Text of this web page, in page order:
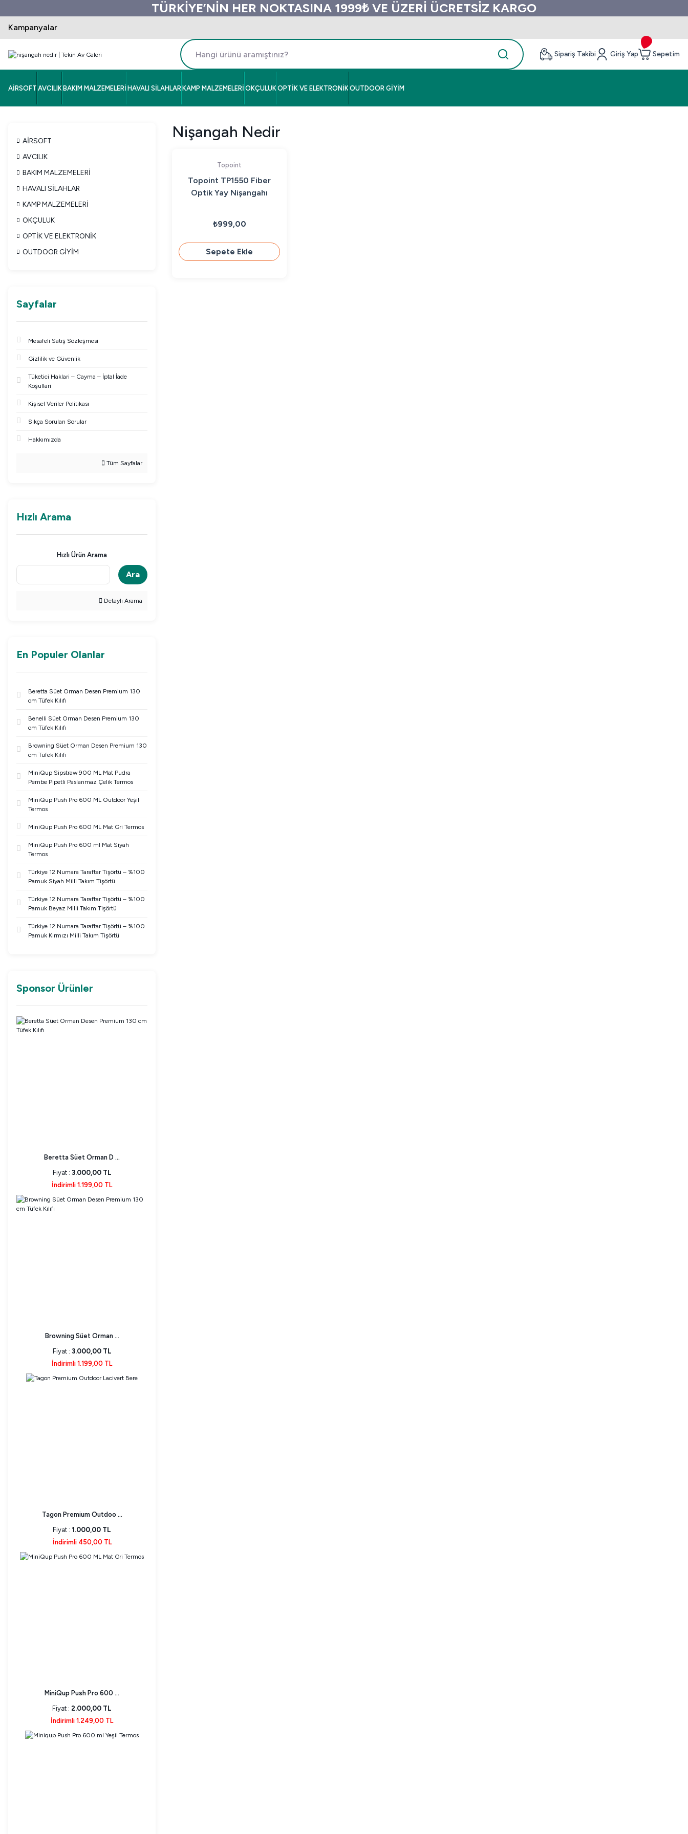
TÜRKİYE’NİN HER NOKTASINA 1999₺ VE ÜZERİ ÜCRETSİZ KARGO
Kampanyalar
Sipariş Takibi Giriş Yap Sepetim
AİRSOFT AVCILIK BAKIM MALZEMELERİ HAVALI SİLAHLAR KAMP MALZEMELERİ OKÇULUK OPTİK VE ELEKTRONİK OUTDOOR GİYİM
AİRSOFT
AVCILIK
BAKIM MALZEMELERİ
HAVALI SİLAHLAR
KAMP MALZEMELERİ
OKÇULUK
OPTİK VE ELEKTRONİK
OUTDOOR GİYİM
Sayfalar
Mesafeli Satış Sözleşmesi
Gizlilik ve Güvenlik
Tüketici Haklari – Cayma – İptal İade
Koşullari
Kişisel Veriler Politikası
Sıkça Sorulan Sorular
Hakkımızda
Tüm Sayfalar
Hızlı Arama
Hızlı Ürün Arama
Ara
Detaylı Arama
En Populer Olanlar
Beretta Süet Orman Desen Premium 130
cm Tüfek Kılıfı
Benelli Süet Orman Desen Premium 130
cm Tüfek Kılıfı
Browning Süet Orman Desen Premium 130
cm Tüfek Kılıfı
MiniQup Sipstraw 900 ML Mat Pudra
Pembe Pipetli Paslanmaz Çelik Termos
MiniQup Push Pro 600 ML Outdoor Yeşil
Termos
MiniQup Push Pro 600 ML Mat Gri Termos
MiniQup Push Pro 600 ml Mat Siyah
Termos
Türkiye 12 Numara Taraftar Tişörtü – %100
Pamuk Siyah Milli Takım Tişörtü
Türkiye 12 Numara Taraftar Tişörtü – %100
Pamuk Beyaz Milli Takım Tişörtü
Türkiye 12 Numara Taraftar Tişörtü – %100
Pamuk Kırmızı Milli Takım Tişörtü
Sponsor Ürünler
Beretta Süet Orman D ...
Fiyat : 3.000,00 TL
İndirimli 1.199,00 TL
Browning Süet Orman ...
Fiyat : 3.000,00 TL
İndirimli 1.199,00 TL
Tagon Premium Outdoo ...
Fiyat : 1.000,00 TL
İndirimli 450,00 TL
MiniQup Push Pro 600 ...
Fiyat : 2.000,00 TL
İndirimli 1.249,00 TL
Nişangah Nedir
Topoint
Topoint TP1550 Fiber
Optik Yay Nişangahı
₺999,00
Sepete Ekle